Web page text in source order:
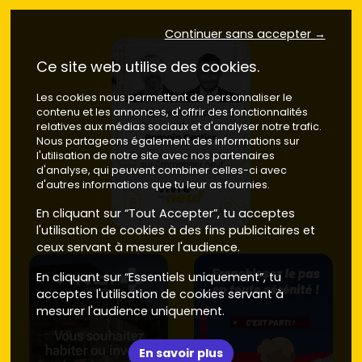
bon compromis surface/prix.Prix moyen neuf : 5 000 à 6
observés début2026et peuvent évoluer selon la rareté
des lots, la qualité des prestations et la vue.
Neuf ou ancien à Douvaine : ce qui
change vraiment pour ton budget
Neuf: sur Douvaine et le proche bassin lémanique,
compte en moyenne5 300 à 7 200 €/m²
€/m²sur des bienshaut de gamme(étages élevés,
grandes terrasses, vue).Frais de notaire : 2 à 3 %
: le parc existant tourne généralement autour de
4 100 à 5 600 €/m²
selon l'état, l'adresse et le
Continuer sans accepter →
Ce site web utilise des cookies.
Les cookies nous permettent de personnaliser le
contenu et les annonces, d'offrir des fonctionnalités
relatives aux médias sociaux et d'analyser notre trafic.
Nous partageons également des informations sur
l'utilisation de notre site avec nos partenaires
d'analyse, qui peuvent combiner celles-ci avec
d'autres informations que tu leur as fournies.
En cliquant sur “Tout Accepter”, tu acceptes
l'utilisation de cookies à des fins publicitaires et
ceux servant à mesurer l'audience.
En cliquant sur “Essentiels uniquement”, tu
acceptes l'utilisation de cookies servant à
mesurer l'audience uniquement.
En savoir plus